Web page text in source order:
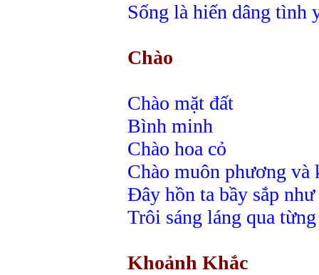
Sống là hiến dâng tình
Chào
Chào mặt đất
Bình minh
Chào hoa cỏ
Chào muôn phương và
Đây hồn ta bầy sắp
Trôi sáng láng qua
Khoảnh Khắc